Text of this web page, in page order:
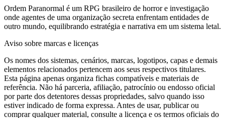
Ordem Paranormal é um RPG brasileiro de horror e investigação
onde agentes de uma organização secreta enfrentam entidades de
outro mundo, equilibrando estratégia e narrativa em um sistema letal.
Aviso sobre marcas e licenças
Os nomes dos sistemas, cenários, marcas, logotipos, capas e demais
elementos relacionados pertencem aos seus respectivos titulares.
Esta página apenas organiza fichas compatíveis e materiais de
referência. Não há parceria, afiliação, patrocínio ou endosso oficial
por parte dos detentores dessas propriedades, salvo quando isso
estiver indicado de forma expressa. Antes de usar, publicar ou
comprar qualquer material, consulte a licença e os termos oficiais do